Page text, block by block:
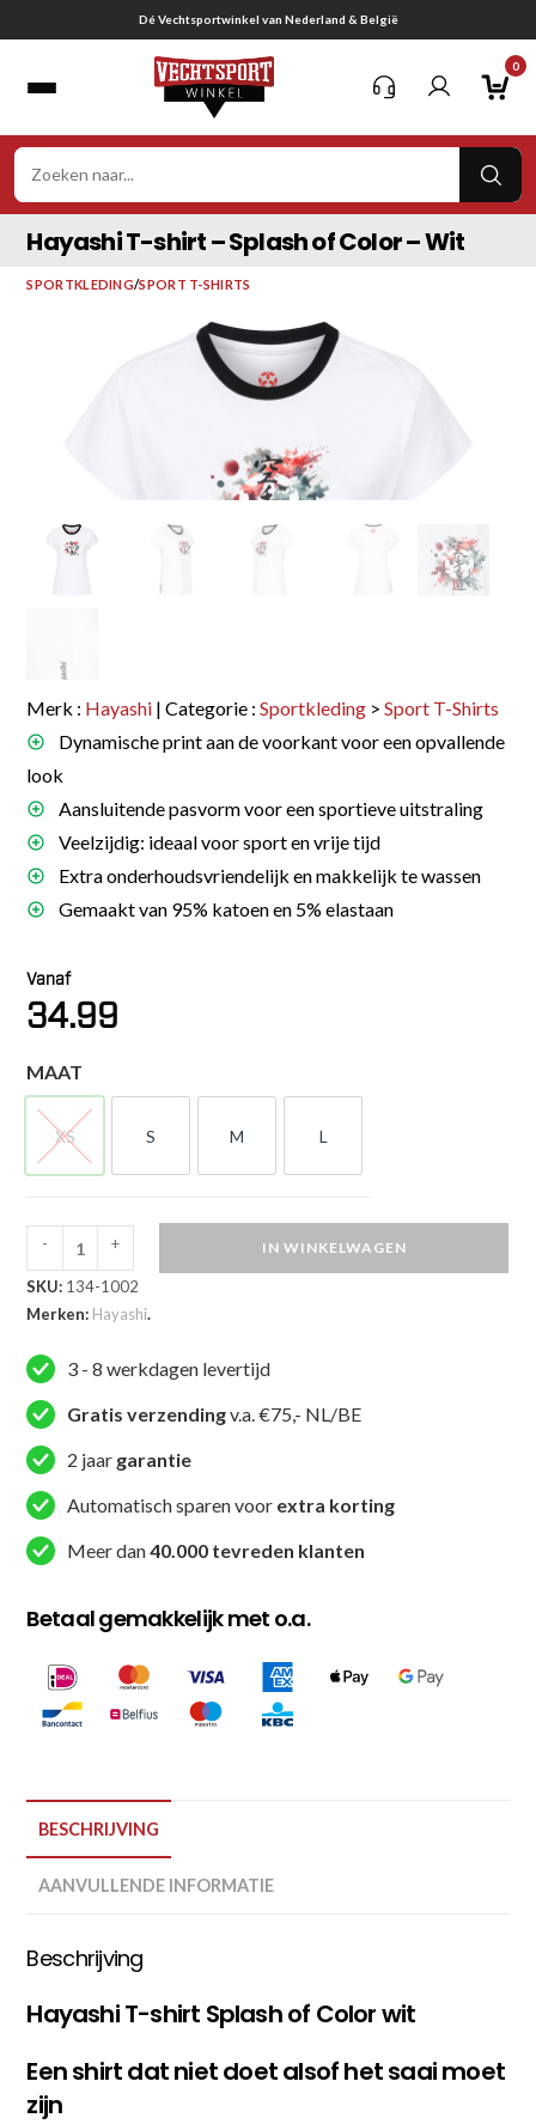
naar
Gratis verzending vanaf € 75,-
0
Hayashi T-shirt – Splash of Color – Wit
SPORTKLEDING/SPORT T-SHIRTS
Merk : Hayashi | Categorie :Sportkleding >Sport T-Shirts
Dynamische print aan de voorkant voor een opvallende
look
Aansluitende pasvorm voor een sportieve uitstraling
Veelzijdig: ideaal voor sport en vrije tijd
Extra onderhoudsvriendelijk en makkelijk te wassen
Gemaakt van 95% katoen en 5% elastaan
Vanaf
34.99
MAAT
XS
XS
S
S
M
M
L
L
Hayashi
T-
shirt
Splash
of
Color
-
Wit
- + IN WINKELWAGEN
SKU: 134-1002
Merken: Hayashi.
3 - 8 werkdagen levertijd
Gratis verzendingv.a. €75,- NL/BE
2 jaar garantie
Automatisch sparen voor extra korting
Meer dan40.000 tevreden klanten
Betaal gemakkelijk met o.a.
BESCHRIJVING
AANVULLENDE INFORMATIE
Beschrijving
Hayashi T-shirt Splash of Color wit
Een shirt dat niet doet alsof het saai moet
zijn